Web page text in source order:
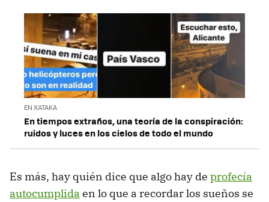
EN XATAKA
En tiempos extraños, una teoría de la conspiración:
ruidos y luces en los cielos de todo el mundo
Es más, hay quién dice que algo hay de profecía
autocumplida en lo que a recordar los sueños se